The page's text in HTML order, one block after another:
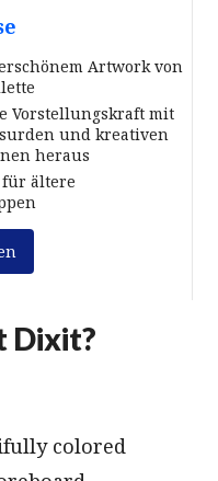
Artwork von
Vorstellungskraft mit
und kreativen
heraus
ältere
Dixit?
colored